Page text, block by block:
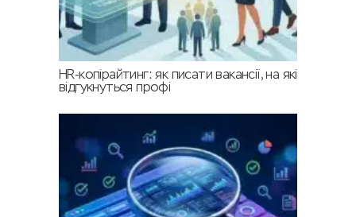
HR-копірайтинг: як писати вакансії, на які
відгукнуться профі